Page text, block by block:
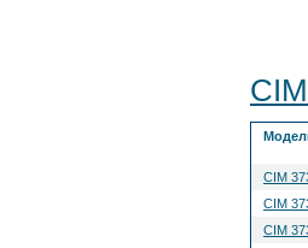
CIM
CIM
CIM